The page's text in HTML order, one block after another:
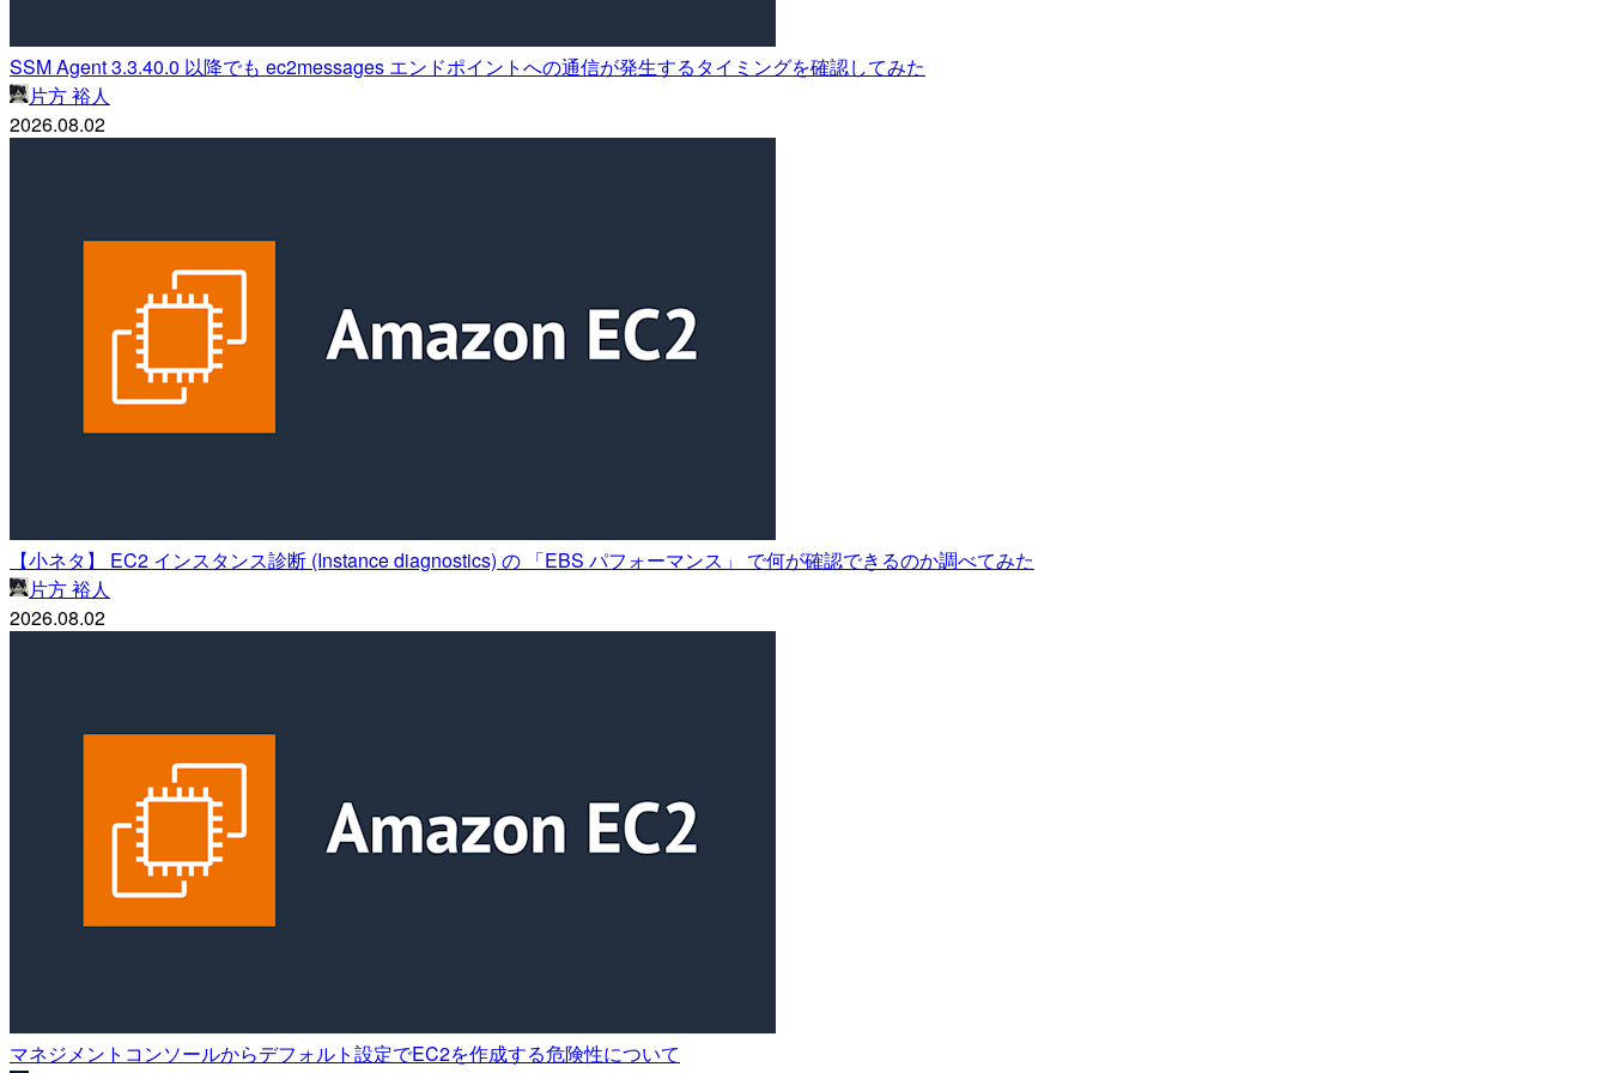
SSM Agent 3.3.40.0 以降でも ec2messages エンドポイントへの通信が発生するタイミングを確認してみた
片方 裕人
2026.08.02
【小ネタ】 EC2 インスタンス診断 (Instance diagnostics) の 「EBS パフォーマンス」 で何が確認できるのか調べてみた
片方 裕人
2026.08.02
マネジメントコンソールからデフォルト設定でEC2を作成する危険性について